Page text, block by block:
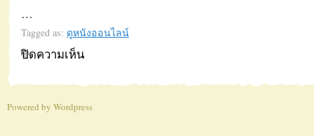
…
Tagged as: ดูหนังออนไลน์
ปิดความเห็น
Powered by Wordpress